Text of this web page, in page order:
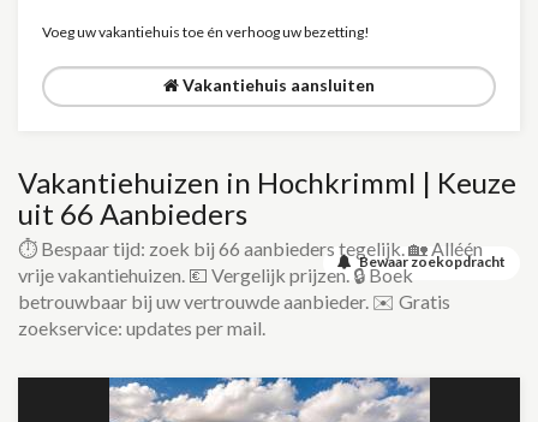
Voeg uw vakantiehuis toe én verhoog uw bezetting!
Vakantiehuis aansluiten
Bewaar zoekopdracht
Vakantiehuizen in Hochkrimml | Keuze
uit 66 Aanbieders
⏱️ Bespaar tijd: zoek bij 66 aanbieders tegelijk. 🏡 Alléén
vrije vakantiehuizen. 💶 Vergelijk prijzen. 🔒 Boek
betrouwbaar bij uw vertrouwde aanbieder. ✉️ Gratis
zoekservice: updates per mail.